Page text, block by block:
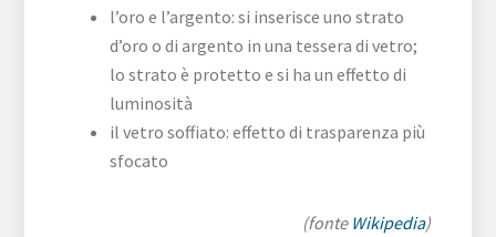
l’oro e l’argento: si inserisce uno strato
d’oro o di argento in una tessera di vetro;
lo strato è protetto e si ha un effetto di
luminosità
il vetro soffiato: effetto di trasparenza più
sfocato
(fonte Wikipedia)